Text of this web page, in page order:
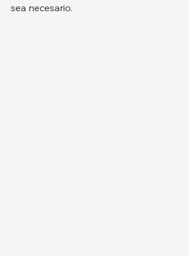
sea necesario.